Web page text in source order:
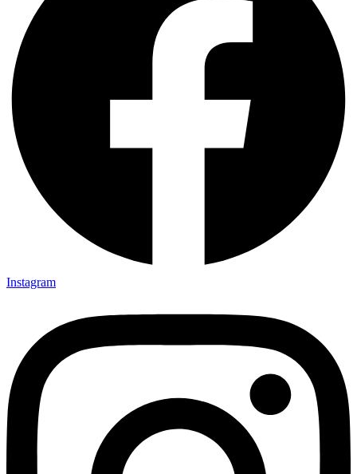
Instagram